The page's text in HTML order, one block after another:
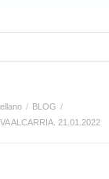
BLOG
ALCARRIA. 21.01.2022